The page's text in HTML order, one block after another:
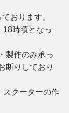
おります。
18時頃となっ
製作のみ承っ
断りしており
スクーターの作